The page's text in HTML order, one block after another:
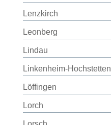
Lenzkirch
Leonberg
Lindau
Linkenheim-Hochstetten
Löffingen
Lorch